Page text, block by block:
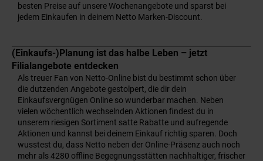
besten Preise auf unsere Wochenangebote und sparst bei
jedem Einkaufen in deinem Netto Marken-Discount.
(Einkaufs-)Planung ist das halbe Leben – jetzt
Filialangebote entdecken
Als treuer Fan von Netto-Online bist du bestimmt schon über
die dutzenden Angebote gestolpert, die dir dein
Einkaufsvergnügen Online so wunderbar machen. Neben
vielen wöchentlich wechselnden Aktionen findest du in
unserem riesigen Sortiment satte Rabatte und aufregende
Aktionen und kannst bei deinem Einkauf richtig sparen. Doch
wusstest du, dass Netto neben der Online-Präsenz auch noch
mehr als 4280 offline Begegnungsstätten nachhaltiger, frischer